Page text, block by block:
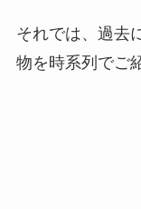
それでは、過去
物を時系列でご